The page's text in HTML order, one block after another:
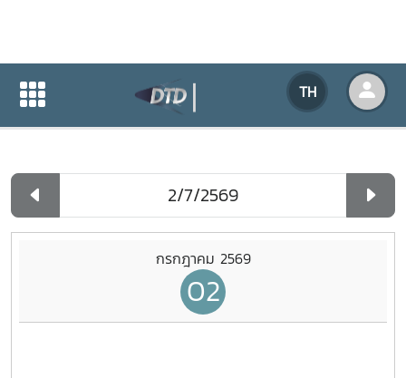
TH
ปฏิทินกิจกรรมของหน่วยงาน
ปฏิทินกิจกรรมของหน่วยงาน
กรกฎาคม 2569
02